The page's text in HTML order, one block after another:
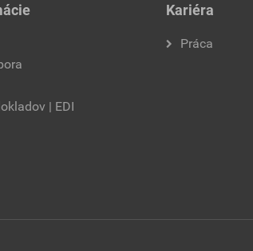
| EDI
Kariéra
Práca